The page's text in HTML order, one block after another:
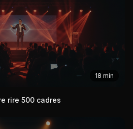
18 min
rire 500 cadres